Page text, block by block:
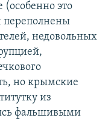
это
переполнены
недовольных
но крымские
из
фальшивыми